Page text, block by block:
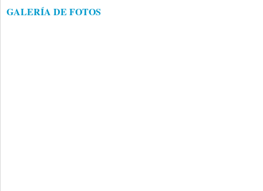
GALERÍA DE FOTOS